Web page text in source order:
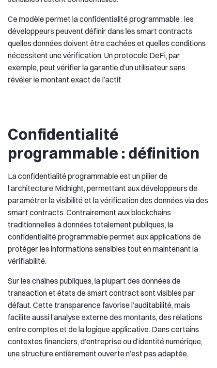
Ce modèle permet la confidentialité programmable : les
développeurs peuvent définir dans les smart contracts
quelles données doivent être cachées et quelles conditions
nécessitent une vérification. Un protocole DeFi, par
exemple, peut vérifier la garantie d’un utilisateur sans
révéler le montant exact de l’actif.
Confidentialité
programmable : définition
La confidentialité programmable est un pilier de
l’architecture Midnight, permettant aux développeurs de
paramétrer la visibilité et la vérification des données via des
smart contracts. Contrairement aux blockchains
traditionnelles à données totalement publiques, la
confidentialité programmable permet aux applications de
protéger les informations sensibles tout en maintenant la
vérifiabilité.
Sur les chaînes publiques, la plupart des données de
transaction et états de smart contract sont visibles par
défaut. Cette transparence favorise l’auditabilité, mais
facilite aussi l’analyse externe des montants, des relations
entre comptes et de la logique applicative. Dans certains
contextes financiers, d’entreprise ou d’identité numérique,
une structure entièrement ouverte n’est pas adaptée.